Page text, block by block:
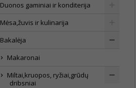
Duonos gaminiai ir konditerija
Mėsa,žuvis ir kulinarija
Bakalėja
Makaronai
Miltai,kruopos, ryžiai,grūdų
dribsniai